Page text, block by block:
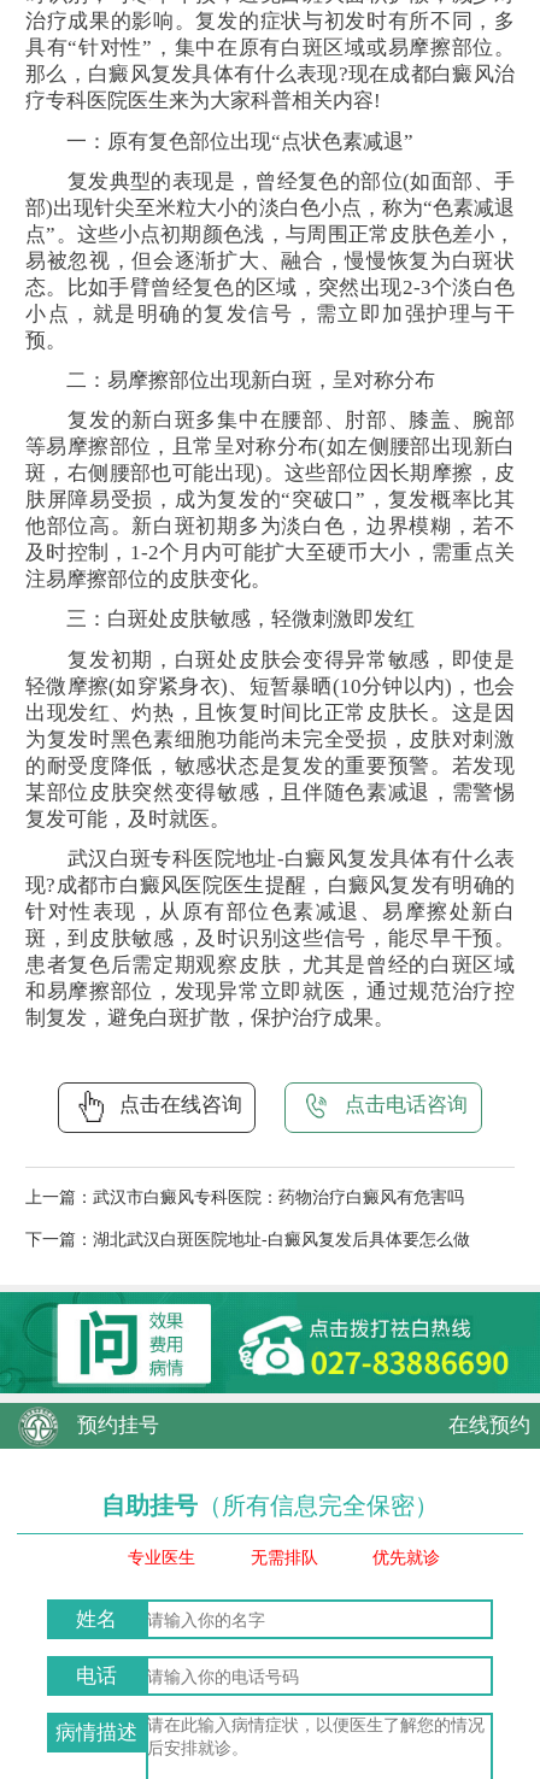
治疗成果的影响。复发的症状与初发时有所不同，多
具有“针对性”，集中在原有白斑区域或易摩擦部位。
那么，白癜风复发具体有什么表现?现在成都白癜风治
疗专科医院医生来为大家科普相关内容!
一：原有复色部位出现“点状色素减退”
复发典型的表现是，曾经复色的部位(如面部、手
部)出现针尖至米粒大小的淡白色小点，称为“色素减退
点”。这些小点初期颜色浅，与周围正常皮肤色差小，
易被忽视，但会逐渐扩大、融合，慢慢恢复为白斑状
态。比如手臂曾经复色的区域，突然出现2-3个淡白色
小点，就是明确的复发信号，需立即加强护理与干
预。
二：易摩擦部位出现新白斑，呈对称分布
复发的新白斑多集中在腰部、肘部、膝盖、腕部
等易摩擦部位，且常呈对称分布(如左侧腰部出现新白
斑，右侧腰部也可能出现)。这些部位因长期摩擦，皮
肤屏障易受损，成为复发的“突破口”，复发概率比其
他部位高。新白斑初期多为淡白色，边界模糊，若不
及时控制，1-2个月内可能扩大至硬币大小，需重点关
注易摩擦部位的皮肤变化。
三：白斑处皮肤敏感，轻微刺激即发红
复发初期，白斑处皮肤会变得异常敏感，即使是
轻微摩擦(如穿紧身衣)、短暂暴晒(10分钟以内)，也会
出现发红、灼热，且恢复时间比正常皮肤长。这是因
为复发时黑色素细胞功能尚未完全受损，皮肤对刺激
的耐受度降低，敏感状态是复发的重要预警。若发现
某部位皮肤突然变得敏感，且伴随色素减退，需警惕
复发可能，及时就医。
武汉白斑专科医院地址-白癜风复发具体有什么表
现?成都市白癜风医院医生提醒，白癜风复发有明确的
针对性表现，从原有部位色素减退、易摩擦处新白
斑，到皮肤敏感，及时识别这些信号，能尽早干预。
患者复色后需定期观察皮肤，尤其是曾经的白斑区域
和易摩擦部位，发现异常立即就医，通过规范治疗控
制复发，避免白斑扩散，保护治疗成果。
点击在线咨询 点击电话咨询
上一篇： 武汉市白癜风专科医院：药物治疗白癜风有危害吗
下一篇： 湖北武汉白斑医院地址-白癜风复发后具体要怎么做
预约挂号 在线预约
自助挂号 （所有信息完全保密）
专业医生 无需排队 优先就诊
姓名
电话
病情描述